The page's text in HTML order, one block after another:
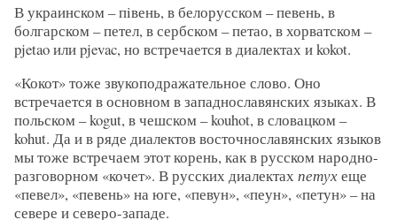
В украинском – пiвень, в белорусском – певень, в
болгарском – петел, в сербском – петао, в хорватском –
pjetao или pjevac, но встречается в диалектах и kokot.
«Кокот» тоже звукоподражательное слово. Оно
встречается в основном в западнославянских языках. В
польском – kogut, в чешском – kouhot, в словацком –
kohut. Да и в ряде диалектов восточнославянских языков
мы тоже встречаем этот корень, как в русском народно-
разговорном «кочет». В русских диалектахпетухеще
«певел», «певень» на юге, «певун», «пеун», «петун» – на
севере и северо-западе.